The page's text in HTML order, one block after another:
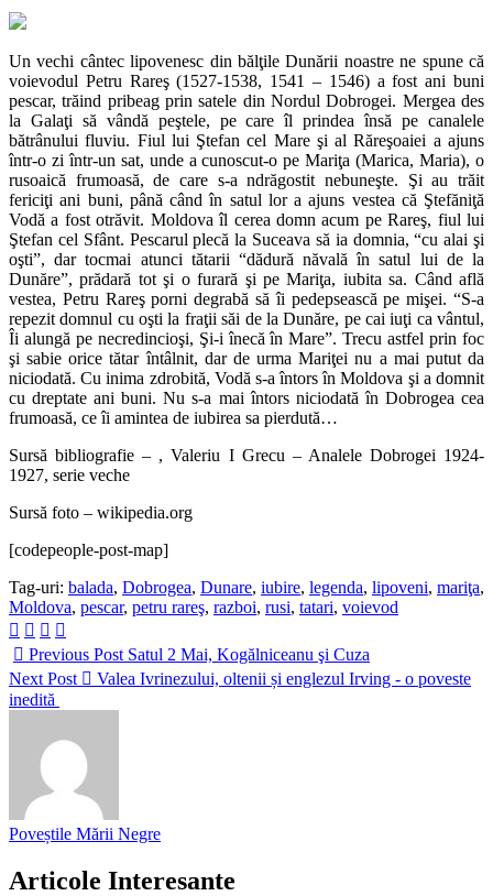
Un vechi cântec lipovenesc din bălţile Dunării noastre ne spune că
voievodul Petru Rareş (1527-1538, 1541 – 1546) a fost ani buni
pescar, trăind pribeag prin satele din Nordul Dobrogei. Mergea des
la Galaţi să vândă peştele, pe care îl prindea însă pe canalele
bătrânului fluviu. Fiul lui Ştefan cel Mare şi al Răreşoaiei a ajuns
într-o zi într-un sat, unde a cunoscut-o pe Mariţa (Marica, Maria), o
rusoaică frumoasă, de care s-a ndrăgostit nebuneşte. Şi au trăit
fericiţi ani buni, până când în satul lor a ajuns vestea că Ştefăniţă
Vodă a fost otrăvit. Moldova îl cerea domn acum pe Rareş, fiul lui
Ştefan cel Sfânt. Pescarul plecă la Suceava să ia domnia, “cu alai şi
oşti”, dar tocmai atunci tătarii “dădură năvală în satul lui de la
Dunăre”, prădară tot şi o furară şi pe Mariţa, iubita sa. Când află
vestea, Petru Rareş porni degrabă să îi pedepsească pe mişei. “S-a
repezit domnul cu oşti la fraţii săi de la Dunăre, pe cai iuţi ca vântul,
Îi alungă pe necredincioşi, Şi-i înecă în Mare”. Trecu astfel prin foc
şi sabie orice tătar întâlnit, dar de urma Mariţei nu a mai putut da
niciodată. Cu inima zdrobită, Vodă s-a întors în Moldova şi a domnit
cu dreptate ani buni. Nu s-a mai întors niciodată în Dobrogea cea
frumoasă, ce îi amintea de iubirea sa pierdută…
Sursă bibliografie – , Valeriu I Grecu – Analele Dobrogei 1924-
1927, serie veche
Sursă foto – wikipedia.org
[codepeople-post-map]
Tag-uri: balada, Dobrogea, Dunare, iubire, legenda, lipoveni, mariţa,
Moldova, pescar, petru rareş, razboi, rusi, tatari, voievod
Previous Post Satul 2 Mai, Kogălniceanu şi Cuza
Next Post
Valea Ivrinezului, oltenii și englezul Irving - o poveste
inedită
Poveștile Mării Negre
Articole Interesante